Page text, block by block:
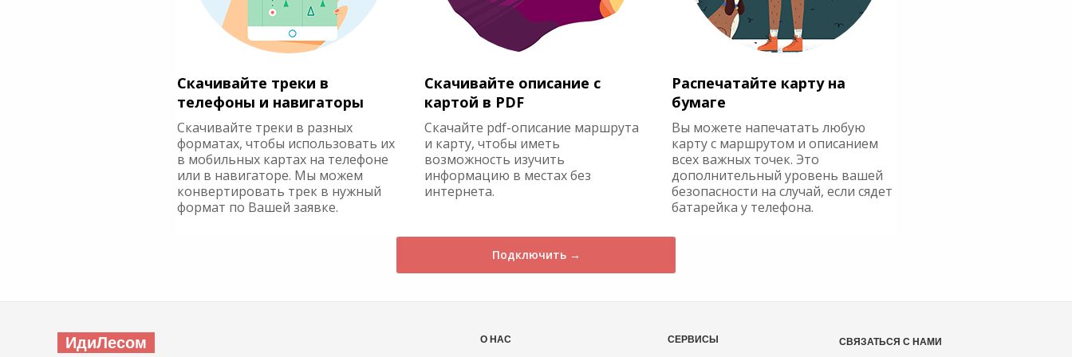
Скачивайте треки в
телефоны и навигаторы
Скачивайте треки в разных
форматах, чтобы использовать их
в мобильных картах на телефоне
или в навигаторе. Мы можем
конвертировать трек в нужный
формат по Вашей заявке.
Скачивайте описание с
картой в PDF
Скачайте pdf-описание маршрута
и карту, чтобы иметь
возможность изучить
информацию в местах без
интернета.
Распечатайте карту на
бумаге
Вы можете напечатать любую
карту с маршрутом и описанием
всех важных точек. Это
дополнительный уровень вашей
безопасности на случай, если сядет
батарейка у телефона.
Подключить →
ИдиЛесом
О НАС СЕРВИСЫ СВЯЗАТЬСЯ С НАМИ